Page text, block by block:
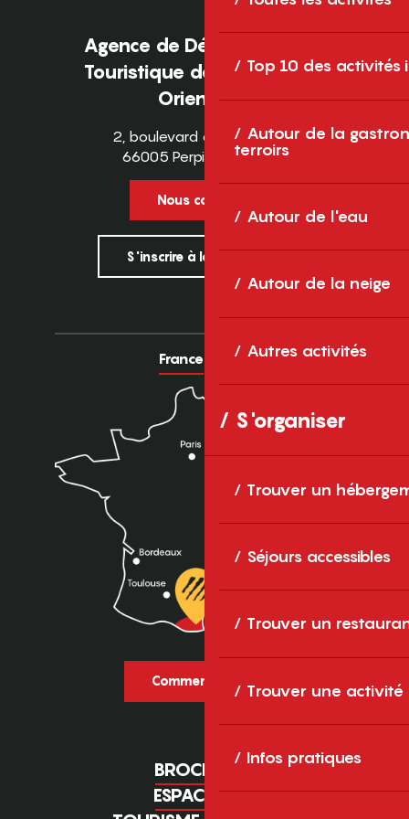
Top 10 des activités
Autour de la
terroirs
Autour de l'eau
Autour de la neige
Autres activités
S'organiser
Trouver un
Séjours accessibles
Trouver un
Trouver une activité
Infos pratiques
Agence de Développement
Touristique des Pyrénées-
Orientales
2, boulevard des Pyrénées
66005 Perpignan Cedex
Nous contacter
S'inscrire à la newsletter
France Europe
Comment venir ?
BROCHURES
ESPACE PRO